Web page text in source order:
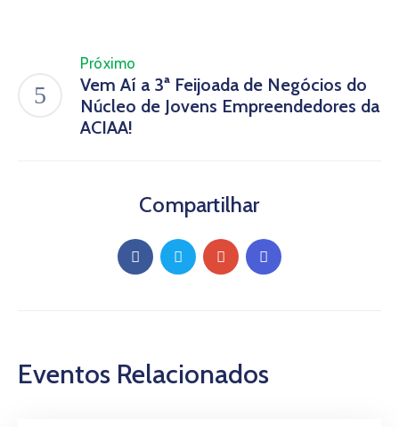
Próximo
Vem Aí a 3ª Feijoada de Negócios do
Núcleo de Jovens Empreendedores da
ACIAA!
Compartilhar
Eventos Relacionados